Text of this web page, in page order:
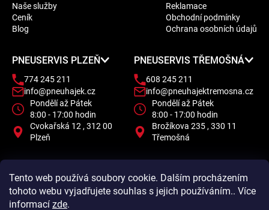
Tento web používá soubory cookie. Dalším procházením
tohoto webu vyjadřujete souhlas s jejich používáním.. Více
informací zde.
Naše služby
Ceník
Blog
Reklamace
Obchodní podmínky
Ochrana osobních údajů
PNEUSERVIS PLZEŇ
774 245 211
info@pneuhajek.cz
Pondělí až Pátek
8:00 - 17:00 hodin
Cvokařská 12 , 312 00
Plzeň
PNEUSERVIS TŘEMOŠNÁ
608 245 211
info@pneuhajektremosna.cz
Pondělí až Pátek
8:00 - 17:00 hodin
Brožíkova 235 , 330 11
Třemošná